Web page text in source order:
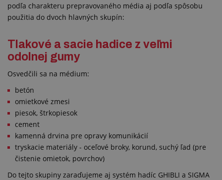
podľa charakteru prepravovaného média aj podľa spôsobu
použitia do dvoch hlavných skupín:
Tlakové a sacie hadice z veľmi
odolnej gumy
Osvedčili sa na médium:
betón
omietkové zmesi
piesok, štrkopiesok
cement
kamenná drvina pre opravy komunikácií
tryskacie materiály - oceľové broky, korund, suchý ľad (pre
čistenie omietok, povrchov)
Do tejto skupiny zaraďujeme aj systém hadíc GHIBLI a SIGMA